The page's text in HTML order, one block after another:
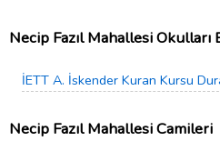
Necip Fazıl Mahallesi Okulları
İETT A. İskender Kuran Kursu
Necip Fazıl Mahallesi Camileri